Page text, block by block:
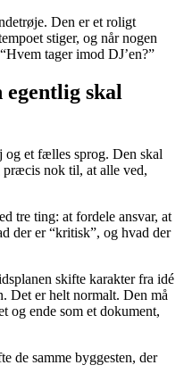
Den er et roligt
stiger, og når nogen
tager imod DJ’en?”
skal
og et fælles sprog. Den skal
præcis nok til, at alle ved,
tre ting: at fordele ansvar, at
der er “kritisk”, og hvad der
skifte karakter fra idé
Det er helt normalt. Den må
og ende som et dokument,
de samme byggesten, der